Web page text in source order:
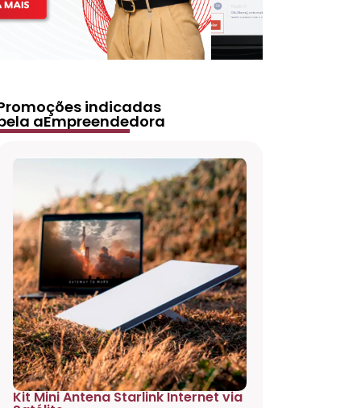
indicadas
aEmpreendedora
Kit Mini Antena Starlink Internet via